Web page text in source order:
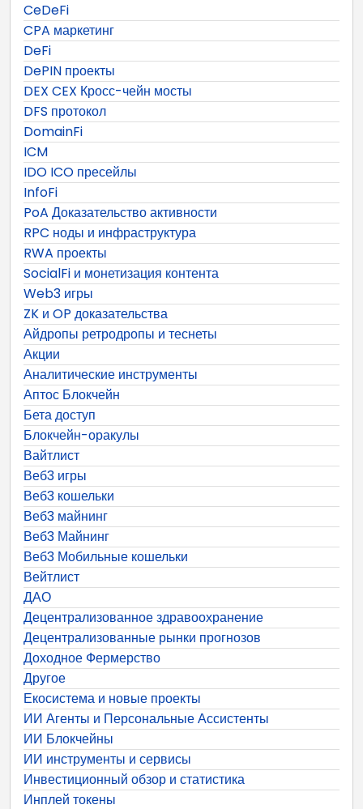
CeDeFi
CPA маркетинг
DeFi
DePIN проекты
DEX CEX Кросс-чейн мосты
DFS протокол
DomainFi
ICM
IDO ICO пресейлы
InfoFi
PoA Доказательство активности
RPC ноды и инфраструктура
RWA проекты
SocialFi и монетизация контента
Web3 игры
ZK и OP доказательства
Айдропы ретродропы и теснеты
Акции
Аналитические инструменты
Аптос Блокчейн
Бета доступ
Блокчейн-оракулы
Вайтлист
Веб3 игры
Веб3 кошельки
Веб3 майнинг
Веб3 Майнинг
Веб3 Мобильные кошельки
Вейтлист
ДАО
Децентрализованное здравоохранение
Децентрализованные рынки прогнозов
Доходное Фермерство
Другое
Екосистема и новые проекты
ИИ Агенты и Персональные Ассистенты
ИИ Блокчейны
ИИ инструменты и сервисы
Инвестиционный обзор и статистика
Инплей токены